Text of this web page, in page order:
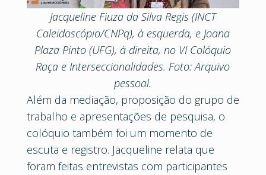
Jacqueline Fiuza da Silva Regis (INCT
Caleidoscópio/CNPq), à esquerda, e Joana
Plaza Pinto (UFG), à direita, no VI Colóquio
Raça e Interseccionalidades. Foto: Arquivo
pessoal.
Além da mediação, proposição do grupo de
trabalho e apresentações de pesquisa, o
colóquio também foi um momento de
escuta e registro. Jacqueline relata que
foram feitas entrevistas com participantes